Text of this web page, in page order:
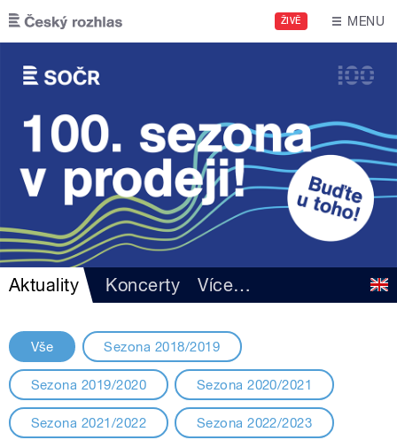
Přejít k hlavnímu obsahu
ŽIVĚ MENU
Aktuality Koncerty Více…
Vše Sezona 2018/2019
Sezona 2019/2020 Sezona 2020/2021
Sezona 2021/2022 Sezona 2022/2023